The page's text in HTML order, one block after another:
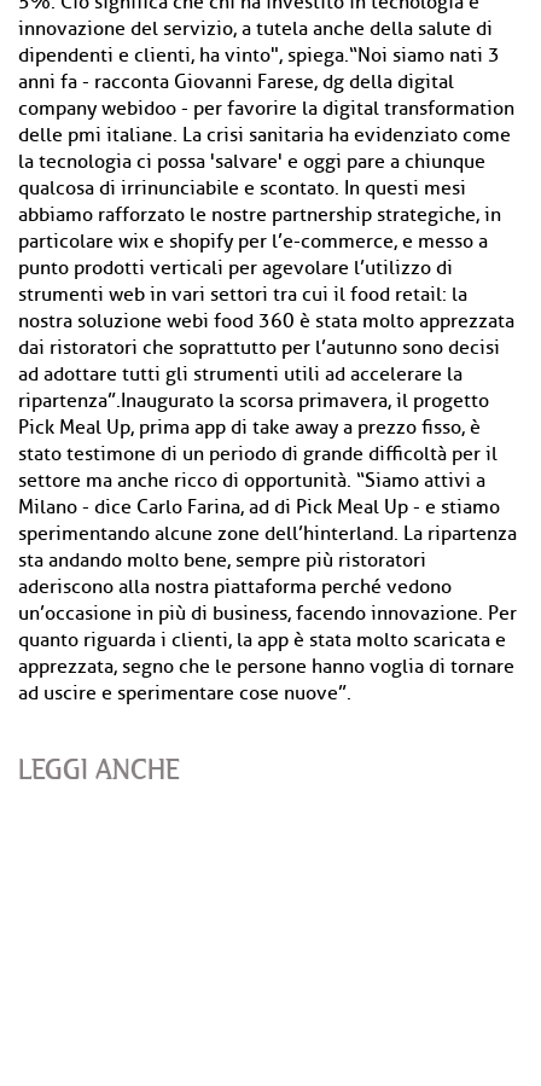
innovazione del servizio, a tutela anche della salute di
dipendenti e clienti, ha vinto", spiega.“Noi siamo nati 3
anni fa - racconta Giovanni Farese, dg della digital
company webidoo - per favorire la digital transformation
delle pmi italiane. La crisi sanitaria ha evidenziato come
la tecnologia ci possa 'salvare' e oggi pare a chiunque
qualcosa di irrinunciabile e scontato. In questi mesi
abbiamo rafforzato le nostre partnership strategiche, in
particolare wix e shopify per l’e-commerce, e messo a
punto prodotti verticali per agevolare l’utilizzo di
strumenti web in vari settori tra cui il food retail: la
nostra soluzione webi food 360 è stata molto apprezzata
dai ristoratori che soprattutto per l’autunno sono decisi
ad adottare tutti gli strumenti utili ad accelerare la
ripartenza”.Inaugurato la scorsa primavera, il progetto
Pick Meal Up, prima app di take away a prezzo fisso, è
stato testimone di un periodo di grande difficoltà per il
settore ma anche ricco di opportunità. “Siamo attivi a
Milano - dice Carlo Farina, ad di Pick Meal Up - e stiamo
sperimentando alcune zone dell’hinterland. La ripartenza
sta andando molto bene, sempre più ristoratori
aderiscono alla nostra piattaforma perché vedono
un’occasione in più di business, facendo innovazione. Per
quanto riguarda i clienti, la app è stata molto scaricata e
apprezzata, segno che le persone hanno voglia di tornare
ad uscire e sperimentare cose nuove”.
LEGGI ANCHE